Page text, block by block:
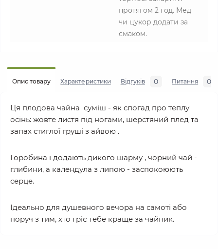
протягом 2 год. Мед
чи цукор додати за
смаком.
Опис товару Характеристики Відгуків 0 Питання 0
Ця плодова чайна суміш - як спогад про теплу
осінь: жовте листя під ногами, шерстяний плед та
запах стиглої груші з айвою .
Горобина і додають дикого шарму , чорний чай -
глибини, а календула з липою - заспокоюють
серце.
Ідеально для душевного вечора на самоті або
поруч з тим, хто гріє тебе краще за чайник.